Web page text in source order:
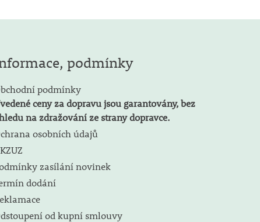
podmínky
podmínky
ceny za dopravu jsou garantovány, bez
na zdražování ze strany dopravce.
osobních údajů
zasílání novinek
dodání
od kupní smlouvy